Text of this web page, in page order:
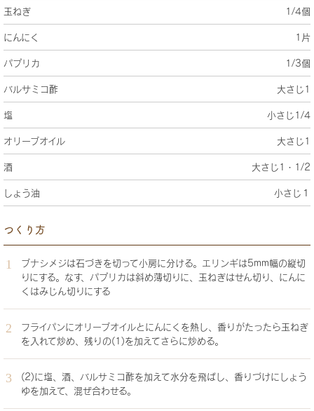
玉ねぎ 1/4個
にんにく 1片
パプリカ 1/3個
バルサミコ酢 大さじ1
塩 小さじ1/4
オリーブオイル 大さじ1
酒 大さじ1・1/2
しょう油 小さじ１
つくり方
ブナシメジは石づきを切って小房に分ける。エリンギは5mm幅の縦切
りにする。なす、パプリカは斜め薄切りに、玉ねぎはせん切り、にんに
くはみじん切りにする
フライパンにオリーブオイルとにんにくを熱し、香りがたったら玉ねぎ
を入れて炒め、残りの(1)を加えてさらに炒める。
(2)に塩、酒、バルサミコ酢を加えて水分を飛ばし、香りづけにしょう
ゆを加えて、混ぜ合わせる。